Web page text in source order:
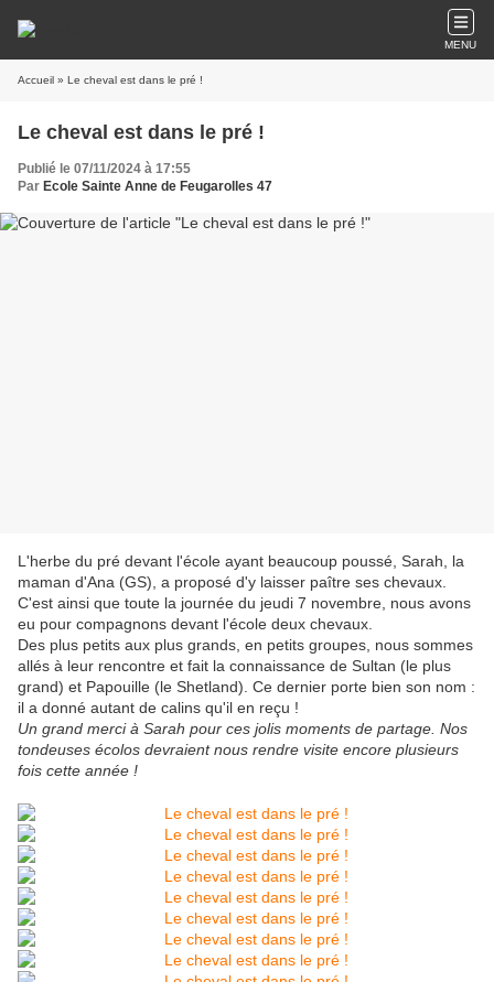
MENU
Accueil » Le cheval est dans le pré !
Le cheval est dans le pré !
Publié le 07/11/2024 à 17:55
Par Ecole Sainte Anne de Feugarolles 47
L'herbe du pré devant l'école ayant beaucoup poussé, Sarah, la
maman d'Ana (GS), a proposé d'y laisser paître ses chevaux.
C'est ainsi que toute la journée du jeudi 7 novembre, nous avons
eu pour compagnons devant l'école deux chevaux.
Des plus petits aux plus grands, en petits groupes, nous sommes
allés à leur rencontre et fait la connaissance de Sultan (le plus
grand) et Papouille (le Shetland). Ce dernier porte bien son nom :
il a donné autant de calins qu'il en reçu !
Un grand merci à Sarah pour ces jolis moments de partage. Nos
tondeuses écolos devraient nous rendre visite encore plusieurs
fois cette année !